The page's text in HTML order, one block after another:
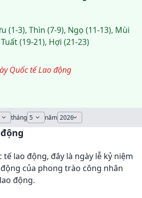
(1-3), Thìn (7-9), Ngọ (11-13), Mùi
(19-21), Hợi (21-23)
Quốc tế Lao động
tháng năm
tế lao động, đây là ngày lễ kỷ niệm
của phong trào công nhân
động.